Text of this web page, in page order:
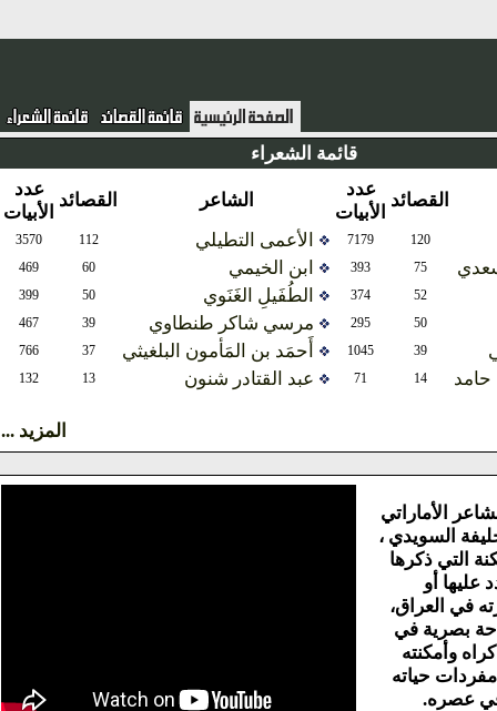
قائمة الشعراء
القصائد
عدد
الأبيات
الشاعر القصائد
عدد
الأبيات
120
7179 الأعمى التطيلي 112
3570
393 ابن الخيمي
469
374 الطُفَيلِ الغَنَوي
399
295 مرسي شاكر طنطاوي
467
1045 أَحمَد بن المَأمون البلغيثي 766
عبد القتادر شنون 132
المزيد ...
الأماراتي
السويدي ،
التي ذكرها
أو
في العراق،
بصرية في
وأمكنته
حياته
عصره.